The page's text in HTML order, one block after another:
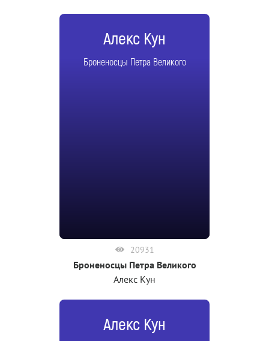
Алекс Кун
Броненосцы Петра Великого
20931
Броненосцы Петра Великого
Алекс Кун
Алекс Кун